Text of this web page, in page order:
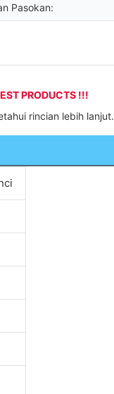
Pasokan:
PRODUCTS !!!
rincian lebih lanjut.